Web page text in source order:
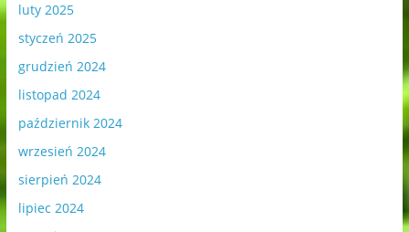
luty 2025
styczeń 2025
grudzień 2024
listopad 2024
październik 2024
wrzesień 2024
sierpień 2024
lipiec 2024